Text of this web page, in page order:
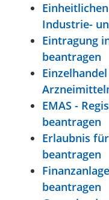
Industrie-
Eintragung
beantragen
EMAS -
beantragen
Erlaubnis
beantragen
beantragen